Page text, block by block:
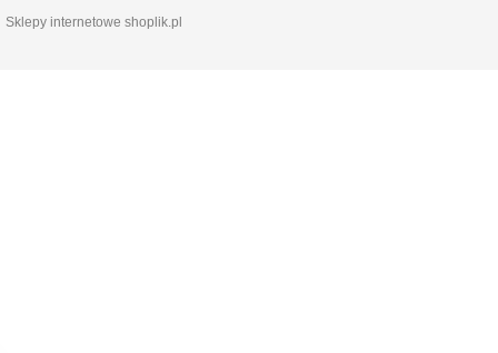
Sklepy internetowe shoplik.pl